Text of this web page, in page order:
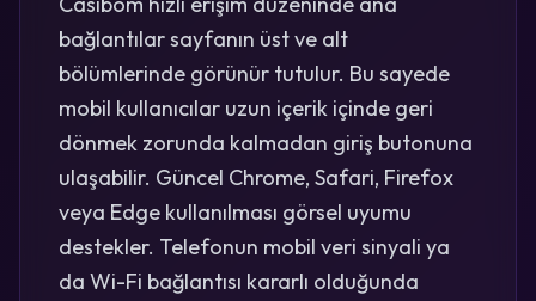
bağlantılar sayfanın üst ve alt
bölümlerinde görünür tutulur. Bu sayede
mobil kullanıcılar uzun içerik içinde geri
dönmek zorunda kalmadan giriş butonuna
ulaşabilir. Güncel Chrome, Safari, Firefox
veya Edge kullanılması görsel uyumu
destekler. Telefonun mobil veri sinyali ya
da Wi-Fi bağlantısı kararlı olduğunda